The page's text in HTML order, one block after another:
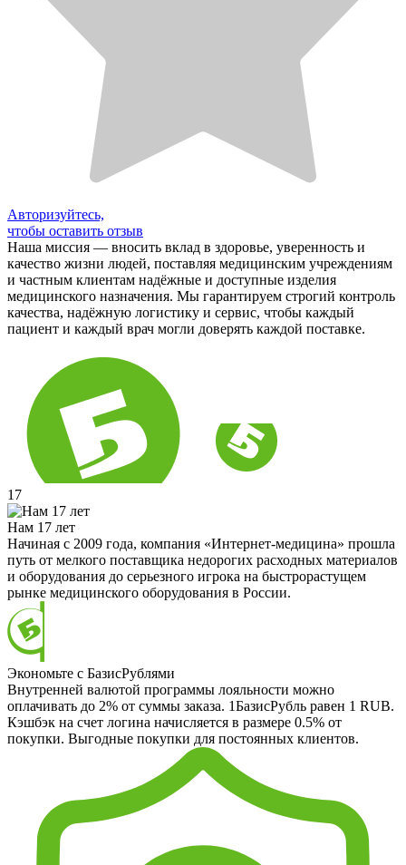
Авторизуйтесь,
чтобы оставить отзыв
Наша миссия — вносить вклад в здоровье, уверенность и
качество жизни людей, поставляя медицинским учреждениям
и частным клиентам надёжные и доступные изделия
медицинского назначения. Мы гарантируем строгий контроль
качества, надёжную логистику и сервис, чтобы каждый
пациент и каждый врач могли доверять каждой поставке.
17
Нам 17 лет
Начиная с 2009 года, компания «Интернет-медицина» прошла
путь от мелкого поставщика недорогих расходных материалов
и оборудования до серьезного игрока на быстрорастущем
рынке медицинского оборудования в России.
Экономьте с БазисРублями
Внутренней валютой программы лояльности можно
оплачивать до 2% от суммы заказа. 1БазисРубль равен 1 RUB.
Кэшбэк на счет логина начисляется в размере 0.5% от
покупки. Выгодные покупки для постоянных клиентов.